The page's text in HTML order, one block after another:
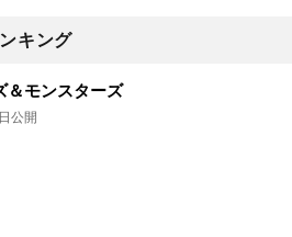
キング
＆モンスターズ
公開